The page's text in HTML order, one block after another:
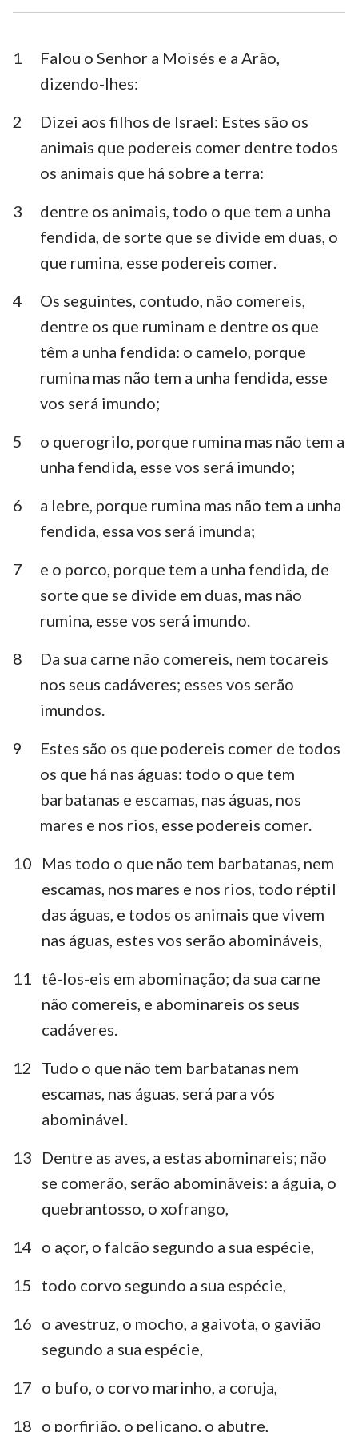
Esdras Neemias
Ester Jó
Salmos
Eclesiastes Cânticos
Isaías Jeremias
Daniel Oséias
Joel Amós
Obadias Jonas
Miquéias Naum
Habacuque Sofonias
Ageu
Malaquias
1
Falou o Senhor a Moisés e a Arão,
dizendo-lhes:
2
Dizei aos filhos de Israel: Estes são os
animais que podereis comer dentre todos
os animais que há sobre a terra:
3
dentre os animais, todo o que tem a unha
fendida, de sorte que se divide em duas, o
que rumina, esse podereis comer.
4
Os seguintes, contudo, não comereis,
dentre os que ruminam e dentre os que
têm a unha fendida: o camelo, porque
rumina mas não tem a unha fendida, esse
vos será imundo;
5
o querogrilo, porque rumina mas não tem a
unha fendida, esse vos será imundo;
6
a lebre, porque rumina mas não tem a unha
fendida, essa vos será imunda;
7
e o porco, porque tem a unha fendida, de
sorte que se divide em duas, mas não
rumina, esse vos será imundo.
8
Da sua carne não comereis, nem tocareis
nos seus cadáveres; esses vos serão
imundos.
9
Estes são os que podereis comer de todos
os que há nas águas: todo o que tem
barbatanas e escamas, nas águas, nos
mares e nos rios, esse podereis comer.
10
Mas todo o que não tem barbatanas, nem
escamas, nos mares e nos rios, todo réptil
das águas, e todos os animais que vivem
nas águas, estes vos serão abomináveis,
11
tê-los-eis em abominação; da sua carne
não comereis, e abominareis os seus
cadáveres.
12
Tudo o que não tem barbatanas nem
escamas, nas águas, será para vós
abominável.
13
Dentre as aves, a estas abominareis; não
se comerão, serão abominãveis: a águia, o
quebrantosso, o xofrango,
14 o açor, o falcão segundo a sua espécie,
15
todo corvo segundo a sua espécie,
16 o avestruz, o mocho, a gaivota, o gavião
segundo a sua espécie,
17 o bufo, o corvo marinho, a coruja,
18 o porfirião, o pelicano, o abutre,